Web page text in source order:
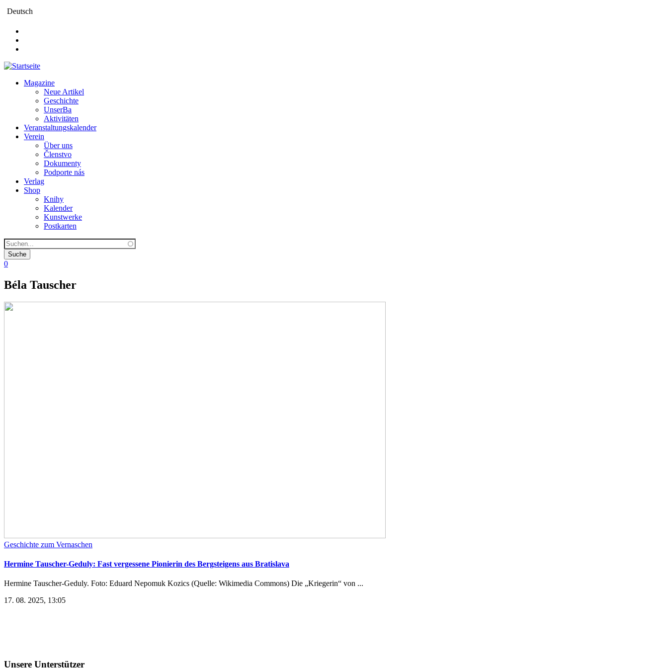
Direkt
Deutsch
navigation
Magazine
Neue Artikel
Geschichte
UnserBa
Aktivitäten
Veranstaltungskalender
Verein
Über uns
Členstvo
Dokumenty
Podporte nás
Verlag
Shop
Knihy
Kalender
Kunstwerke
Postkarten
0
Béla Tauscher
Geschichte zum Vernaschen
Hermine Tauscher-Geduly: Fast vergessene Pionierin des Bergsteigens aus Bratislava
Hermine Tauscher-Geduly. Foto: Eduard Nepomuk Kozics (Quelle: Wikimedia Commons) Die „Kriegerin“ von ...
17. 08. 2025, 13:05
Unsere Unterstützer